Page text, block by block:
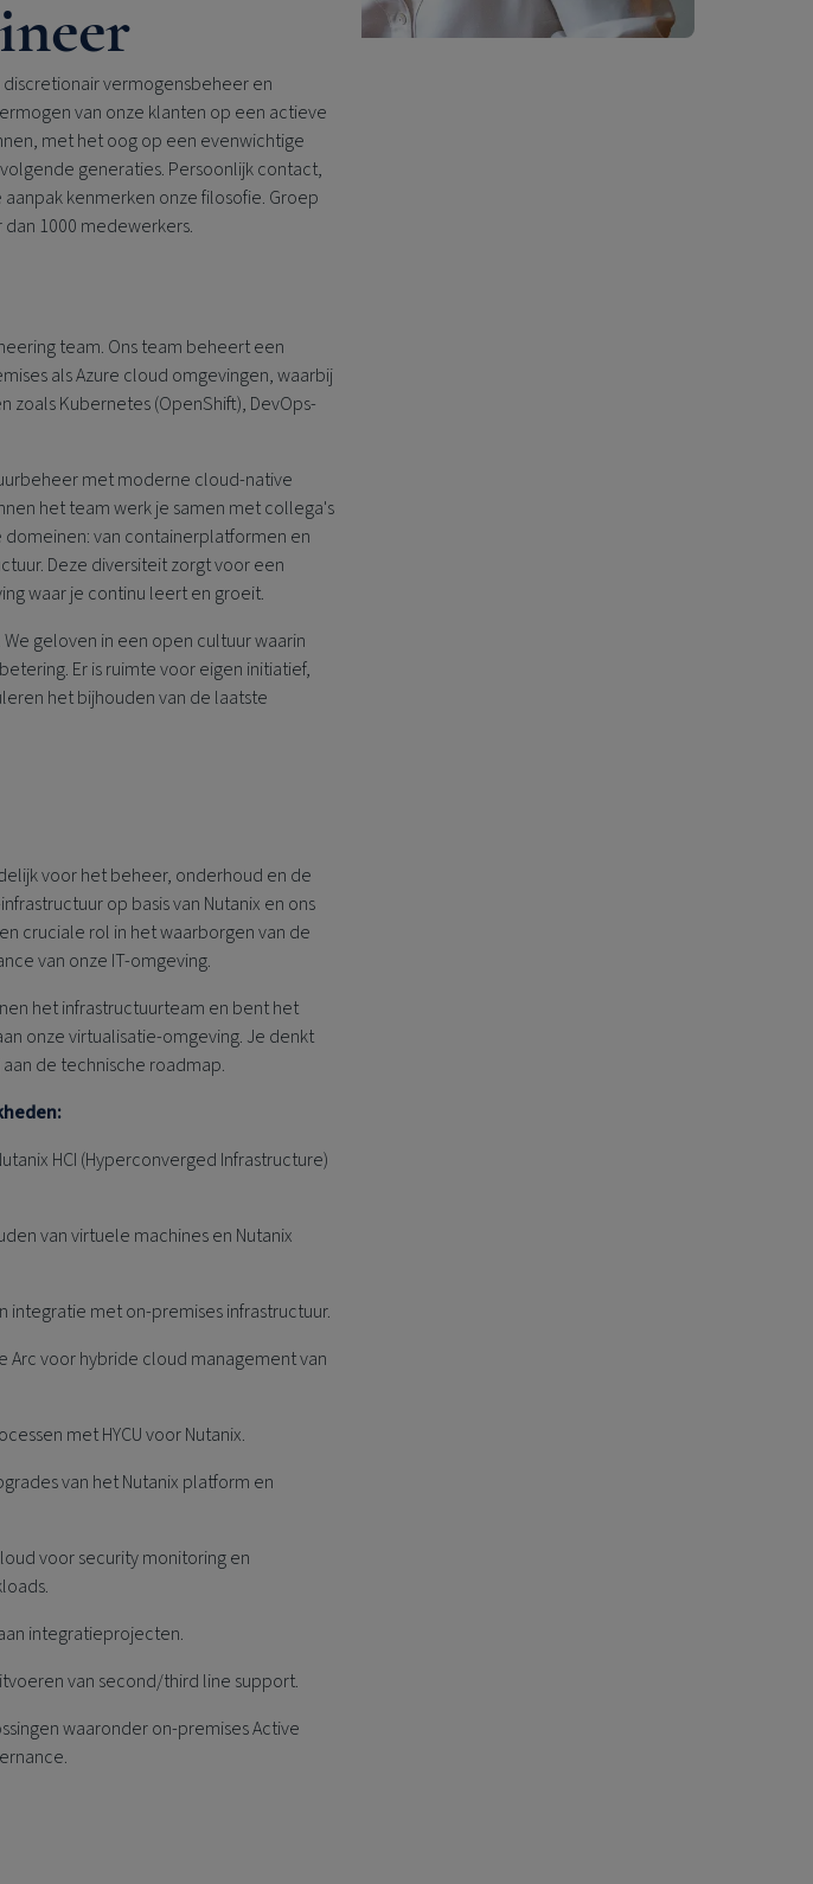
vermogensbeheer en
van onze klanten op een actieve
met het oog op een evenwichtige
generaties. Persoonlijk contact,
kenmerken onze filosofie. Groep
1000 medewerkers.
team. Ons team beheert een
als Azure cloud omgevingen, waarbij
Kubernetes (OpenShift), DevOps-
met moderne cloud-native
het team werk je samen met collega's
van containerplatformen en
Deze diversiteit zorgt voor een
waar je continu leert en groeit.
geloven in een open cultuur waarin
Er is ruimte voor eigen initiatief,
het bijhouden van de laatste
voor het beheer, onderhoud en de
op basis van Nutanix en ons
cruciale rol in het waarborgen van de
van onze IT-omgeving.
het infrastructuurteam en bent het
onze virtualisatie-omgeving. Je denkt
de technische roadmap.
HCI (Hyperconverged Infrastructure)
van virtuele machines en Nutanix
integratie met on-premises infrastructuur.
voor hybride cloud management van
met HYCU voor Nutanix.
van het Nutanix platform en
voor security monitoring en
integratieprojecten.
van second/third line support.
waaronder on-premises Active